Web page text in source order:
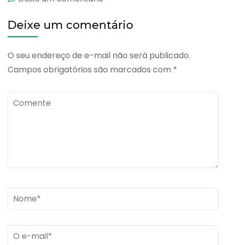
Merck
Deixe um comentário
O seu endereço de e-mail não será publicado.
Campos obrigatórios são marcados com *
Comente
Name*
Email *